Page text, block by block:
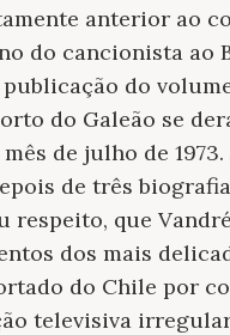
anterior ao
do cancionista ao
do
do Galeão se
de julho de 1973.
de três
respeito, que Vandré
dos mais
do Chile por
televisiva